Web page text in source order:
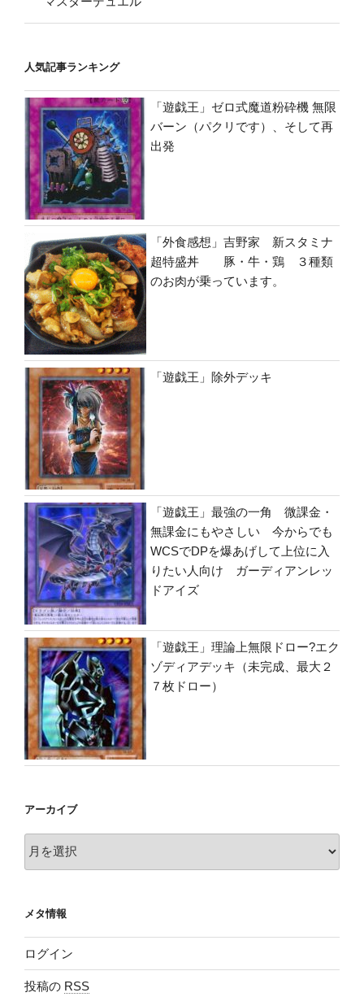
人気記事ランキング
「遊戯王」ゼロ式魔道粉砕機 無限
バーン（パクリです）、そして再
出発
「外食感想」吉野家 新スタミナ
超特盛丼 豚・牛・鶏 ３種類
のお肉が乗っています。
「遊戯王」除外デッキ
「遊戯王」最強の一角 微課金・
無課金にもやさしい 今からでも
WCSでDPを爆あげして上位に入
りたい人向け ガーディアンレッ
ドアイズ
「遊戯王」理論上無限ドロー?エク
ゾディアデッキ（未完成、最大２
７枚ドロー）
アーカイブ
ア
ブ
メタ情報
ログイン
投稿の RSS